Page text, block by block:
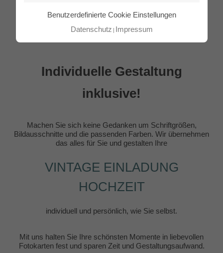
Benutzerdefinierte Cookie Einstellungen
Datenschutz Impressum
Individuelle Gestaltung
inklusive!
Machen Sie sich keine Gedanken um Schriftgrößen,
Bildausschnitte und die passenden Farben. Wir übernehmen
das alles für Sie und gestalten Ihre
VINTAGE EINLADUNG
HOCHZEIT
individuell und persönlich, wie Sie selbst.
Mit uns halten Sie Ihre schönsten Momente in liebevollen
Fotokarten fest und sparen Zeit und Gestaltungsaufwand.